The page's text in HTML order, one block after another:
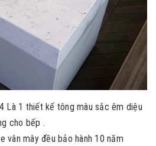
Là 1 thiết kế tông màu sắc êm diệu
cho bếp .
vân mây đều bảo hành 10 năm